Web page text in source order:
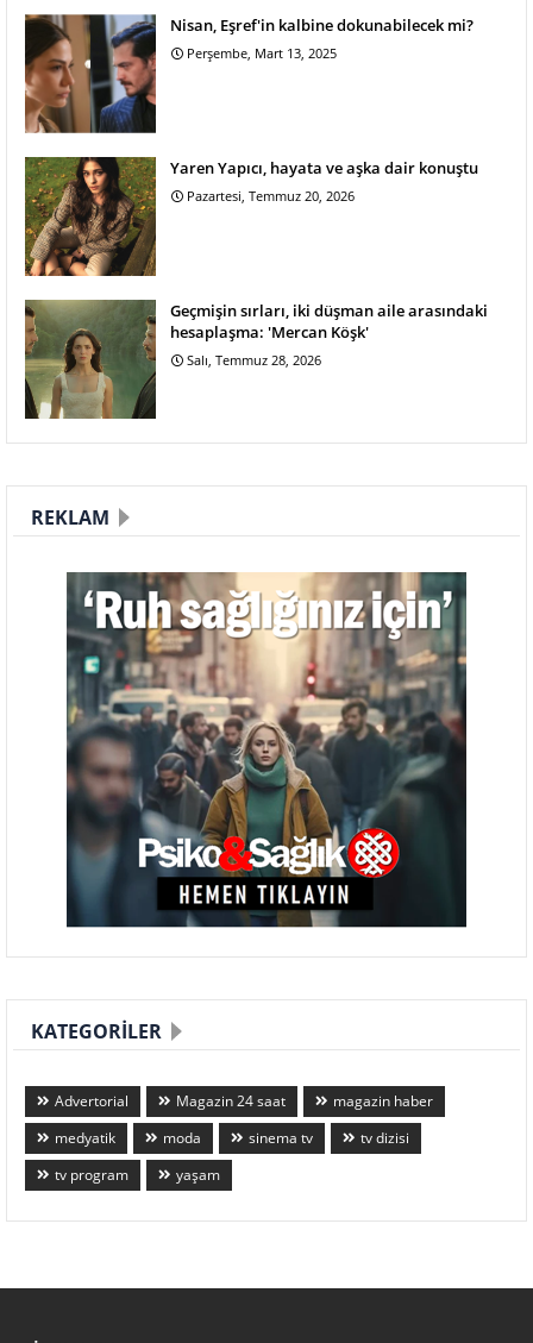
Nisan, Eşref'in kalbine dokunabilecek mi?
Perşembe, Mart 13, 2025
Yaren Yapıcı, hayata ve aşka dair konuştu
Pazartesi, Temmuz 20, 2026
Geçmişin sırları, iki düşman aile arasındaki
hesaplaşma: 'Mercan Köşk'
Salı, Temmuz 28, 2026
REKLAM
KATEGORILER
Advertorial Magazin 24 saat
magazin haber
medyatik
moda sinema tv
tv dizisi
tv program
yaşam